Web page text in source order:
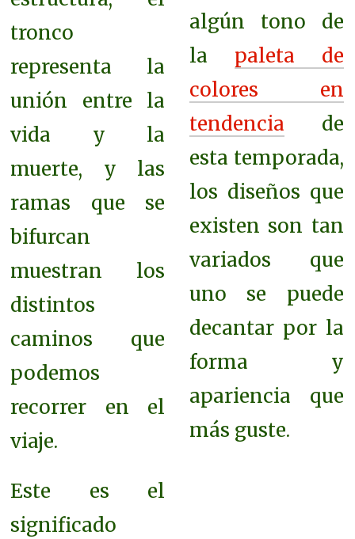
tronco
representa la
unión entre la
vida y la
muerte, y las
ramas que se
bifurcan
muestran los
distintos
caminos que
podemos
recorrer en el
viaje.
Este es el
significado
algún tono de
la paleta de
colores en
tendencia de
esta temporada,
los diseños que
existen son tan
variados que
uno se puede
decantar por la
forma y
apariencia que
más guste.